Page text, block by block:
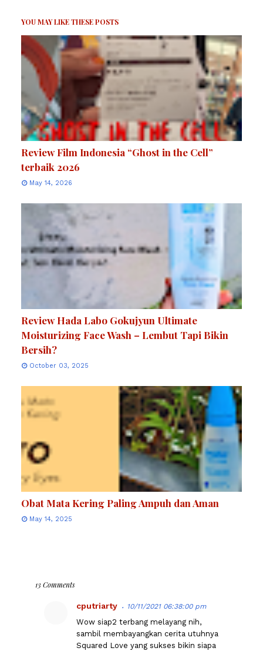
YOU MAY LIKE THESE POSTS
Review Film Indonesia “Ghost in the Cell”
terbaik 2026
May 14, 2026
Review Hada Labo Gokujyun Ultimate
Moisturizing Face Wash – Lembut Tapi Bikin
Bersih?
October 03, 2025
Obat Mata Kering Paling Ampuh dan Aman
May 14, 2025
13 Comments
cputriarty 10/11/2021 06:38:00 pm
Wow siap2 terbang melayang nih,
sambil membayangkan cerita utuhnya
Squared Love yang sukses bikin siapa